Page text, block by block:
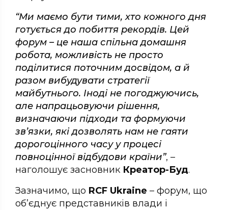
“Ми маємо бути тими, хто кожного дня
готується до побиття рекордів. Цей
форум – це наша спільна домашня
робота, можливість не просто
поділитися поточним досвідом, а й
разом вибудувати стратегії
майбутнього. Іноді не погоджуючись,
але напрацьовуючи рішення,
визначаючи підходи та формуючи
зв’язки, які дозволять нам не гаяти
дорогоцінного часу у процесі
повноцінної відбудови країни”, –
наголошує засновник Креатор-Буд.
Зазначимо, що RCF Ukraine – форум, що
об’єднує представників влади і